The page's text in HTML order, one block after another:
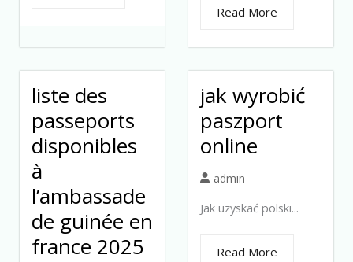
Read More
liste des
passeports
disponibles
à
l’ambassade
de guinée en
france 2025
jak wyrobić
paszport
online
admin
Jak uzyskać polski...
Read More